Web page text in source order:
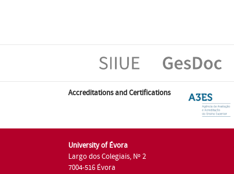
Accreditations and Certifications
University of Évora
Largo dos Colegiais, Nº 2
7004-516 Évora